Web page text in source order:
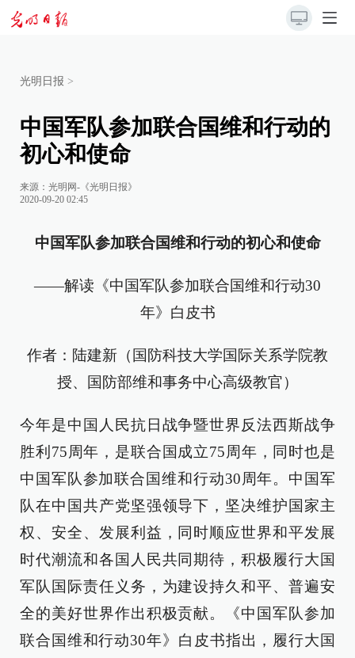
光明日报 >
中国军队参加联合国维和行动的
初心和使命
来源： 光明网-《光明日报》
2020-09-20 02:45
中国军队参加联合国维和行动的初心和使命
——解读《中国军队参加联合国维和行动30
年》白皮书
作者：陆建新（国防科技大学国际关系学院教
授、国防部维和事务中心高级教官）
今年是中国人民抗日战争暨世界反法西斯战争
胜利75周年，是联合国成立75周年，同时也是
中国军队参加联合国维和行动30周年。中国军
队在中国共产党坚强领导下，坚决维护国家主
权、安全、发展利益，同时顺应世界和平发展
时代潮流和各国人民共同期待，积极履行大国
军队国际责任义务，为建设持久和平、普遍安
全的美好世界作出积极贡献。《中国军队参加
联合国维和行动30年》白皮书指出，履行大国